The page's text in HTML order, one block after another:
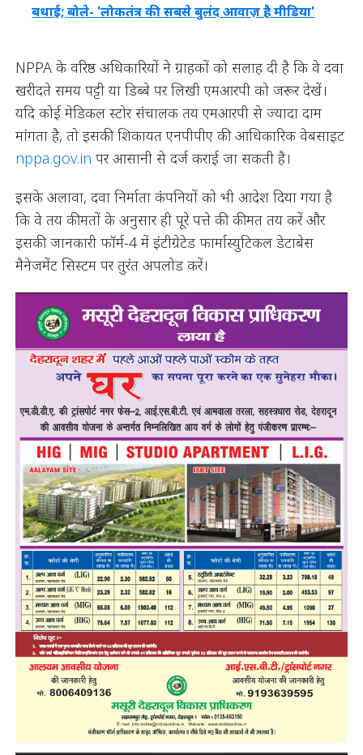
बधाई; बोले- 'लोकतंत्र की सबसे बुलंद आवाज़ है मीडिया'
NPPA के वरिष्ठ अधिकारियों ने ग्राहकों को सलाह दी है कि वे दवा
खरीदते समय पट्टी या डिब्बे पर लिखी एमआरपी को जरूर देखें।
यदि कोई मेडिकल स्टोर संचालक तय एमआरपी से ज्यादा दाम
मांगता है, तो इसकी शिकायत एनपीपीए की आधिकारिक वेबसाइट
nppa.gov.in पर आसानी से दर्ज कराई जा सकती है।
इसके अलावा, दवा निर्माता कंपनियों को भी आदेश दिया गया है
कि वे तय कीमतों के अनुसार ही पूरे पत्ते की कीमत तय करें और
इसकी जानकारी फॉर्म-4 में इंटीग्रेटेड फार्मास्युटिकल डेटाबेस
मैनेजमेंट सिस्टम पर तुरंत अपलोड करें।